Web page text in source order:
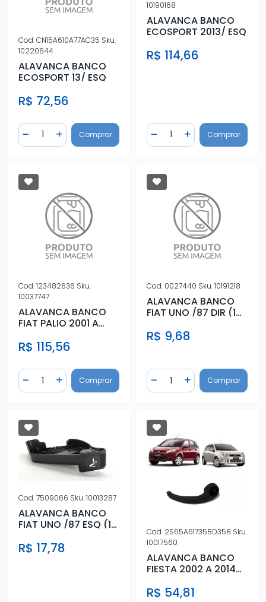
Cod.CN15A610A77AC35 Sku.
10220644
ALAVANCA BANCO
ECOSPORT 13/ ESQ
R$ 72,56
Diminuir Quantidade
Quantidade
Adicionar Quantidade
Comprar
10190168
ALAVANCA BANCO
ECOSPORT 2013/ ESQ
R$ 114,66
Diminuir Quantidade
Quantidade
AdicionarComprar
Cod.123482636 Sku.
10037747
ALAVANCA BANCO
FIAT PALIO 2001 A
R$ 115,56
Diminuir Quantidade
Quantidade
Adicionar Quantidade
Comprar
Cod. 0027440 Sku.10191218
ALAVANCA BANCO
FIAT UNO /87 DIR (1
R$ 9,68
Diminuir Quantidade
Quantidade
AdicionarComprar
Cod.7509066 Sku.10013287
ALAVANCA BANCO
FIAT UNO /87 ESQ (1
R$ 17,78
Cod. 2S65A61735BD35B Sku.
10017560
ALAVANCA BANCO
FIESTA 2002 A 2014
R$ 54,81